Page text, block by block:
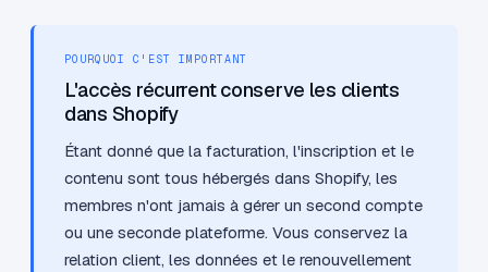
POURQUOI C'EST IMPORTANT
L'accès récurrent conserve les clients
dans Shopify
Étant donné que la facturation, l'inscription et le
contenu sont tous hébergés dans Shopify, les
membres n'ont jamais à gérer un second compte
ou une seconde plateforme. Vous conservez la
relation client, les données et le renouvellement